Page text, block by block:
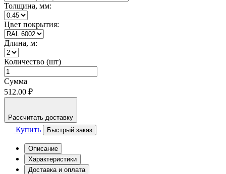
Толщина, мм:
Цвет покрытия:
Длина, м:
Количество (шт)
Сумма
512.00 ₽
Рассчитать доставку
Купить Быстрый заказ
Описание
Характеристики
Доставка и оплата